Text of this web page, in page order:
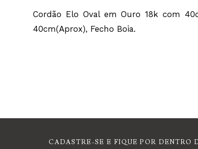
Cordão Elo Oval em Ouro 18k com
40cm(Aprox), Fecho Boia.
CADASTRE-SE E FIQUE POR DENTRO